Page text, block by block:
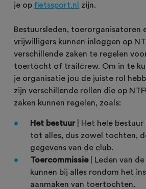
je op fietssport.nl zijn.
Bestuursleden, toerorganisatoren
vrijwilligers kunnen inloggen op
verschillende zaken te regelen
toertocht of trailcrew. Om in te
je organisatie jou de juiste rol
zijn verschillende rollen die op
zaken kunnen regelen, zoals:
Het bestuur | Het hele
tot alles, dus zowel tochten,
gegevens van de club.
Toercommissie
| Leden van
kunnen bij alles rondom het
aanmaken van toertochten.